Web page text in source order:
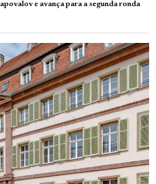
e avança para a segunda ronda